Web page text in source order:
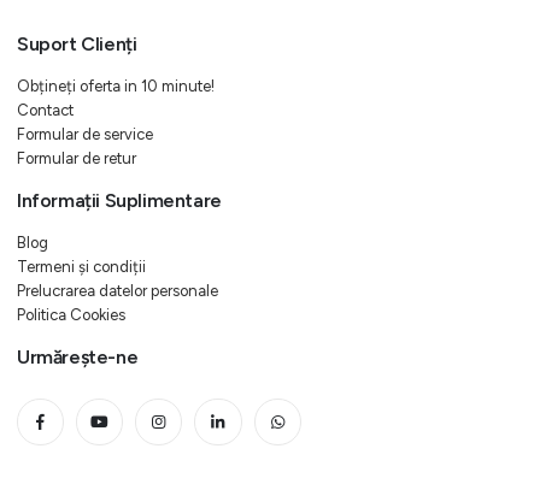
Suport Clienți
Obțineți oferta in 10 minute!
Contact
Formular de service
Formular de retur
Informații Suplimentare
Blog
Termeni și condiții
Prelucrarea datelor personale
Politica Cookies
Urmărește-ne